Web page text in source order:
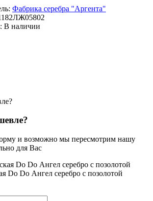
Фабрика серебра "Аргента"
В наличии
и возможно мы пересмотрим нашу
для Вас
Do Do Ангел серебро с позолотой